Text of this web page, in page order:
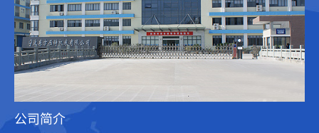
公司简介